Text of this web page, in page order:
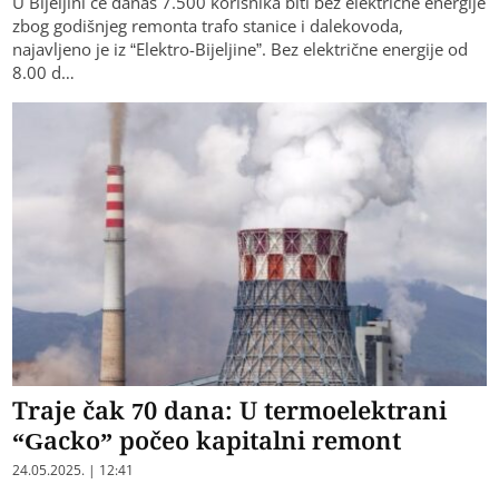
zbog godišnjeg remonta trafo stanice i dalekovoda,
najavljeno je iz “Elektro-Bijeljine”. Bez električne energije od
8.00 d…
Traje čak 70 dana: U termoelektrani
“Gacko” počeo kapitalni remont
24.05.2025. | 12:41